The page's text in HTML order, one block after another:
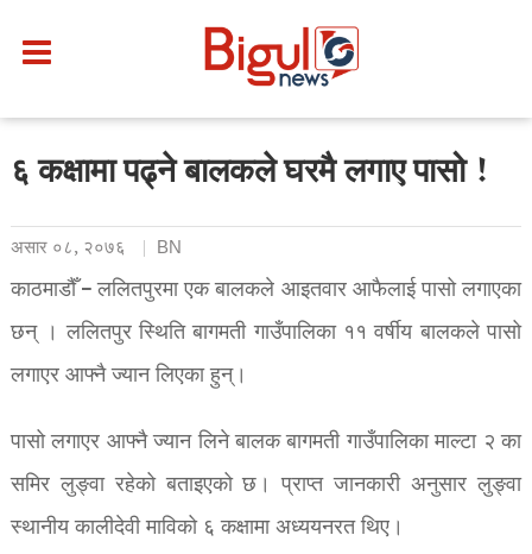
६ कक्षामा पढ्ने बालकले घरमै लगाए पासो !
असार ०८, २०७६ BN
काठमाडौँ – ललितपुरमा एक बालकले आइतवार आफैलाई पासो लगाएका
छन् । ललितपुर स्थिति बागमती गाउँपालिका ११ वर्षीय बालकले पासो
लगाएर आफ्नै ज्यान लिएका हुन्।
पासो लगाएर आफ्नै ज्यान लिने बालक बागमती गाउँपालिका माल्टा २ का
समिर लुङ्वा रहेको बताइएको छ। प्राप्त जानकारी अनुसार लुङ्वा
स्थानीय कालीदेवी माविको ६ कक्षामा अध्ययनरत थिए।